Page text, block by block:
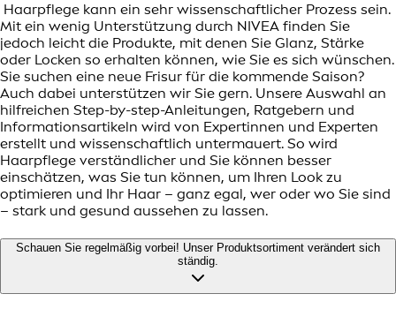
Haarpflege kann ein sehr wissenschaftlicher Prozess sein.
Mit ein wenig Unterstützung durch NIVEA finden Sie
jedoch leicht die Produkte, mit denen Sie Glanz, Stärke
oder Locken so erhalten können, wie Sie es sich wünschen.
Sie suchen eine neue Frisur für die kommende Saison?
Auch dabei unterstützen wir Sie gern. Unsere Auswahl an
hilfreichen Step-by-step-Anleitungen, Ratgebern und
Informationsartikeln wird von Expertinnen und Experten
erstellt und wissenschaftlich untermauert. So wird
Haarpflege verständlicher und Sie können besser
einschätzen, was Sie tun können, um Ihren Look zu
optimieren und Ihr Haar – ganz egal, wer oder wo Sie sind
– stark und gesund aussehen zu lassen.
Schauen Sie regelmäßig vorbei! Unser Produktsortiment verändert sich
ständig.